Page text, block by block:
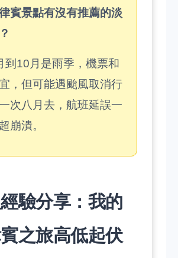
賓景點有沒有推薦的淡
到10月是雨季，機票和
，但可能遇颱風取消行
次八月去，航班延誤一
崩潰。
驗分享：我的
之旅高低起伏